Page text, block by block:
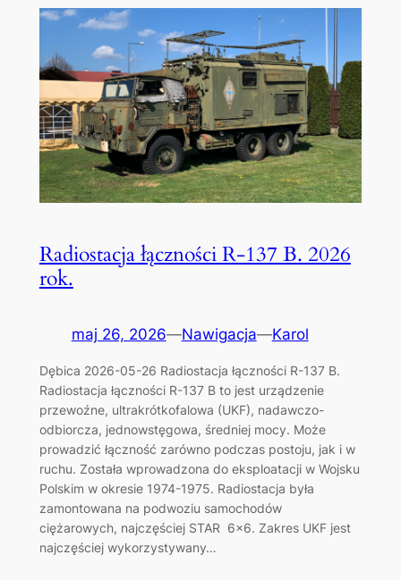
Radiostacja łączności R-137 B. 2026
rok.
maj 26, 2026—Nawigacja—Karol
Dębica 2026-05-26 Radiostacja łączności R-137 B.
Radiostacja łączności R-137 B to jest urządzenie
przewoźne, ultrakrótkofalowa (UKF), nadawczo-
odbiorcza, jednowstęgowa, średniej mocy. Może
prowadzić łączność zarówno podczas postoju, jak i w
ruchu. Została wprowadzona do eksploatacji w Wojsku
Polskim w okresie 1974-1975. Radiostacja była
zamontowana na podwoziu samochodów
ciężarowych, najczęściej STAR 6×6. Zakres UKF jest
najczęściej wykorzystywany…